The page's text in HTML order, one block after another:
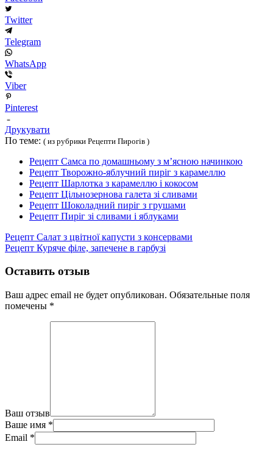
Twitter
Telegram
WhatsApp
Viber
Pinterest
Друкувати
По теме: ( из рубрики Рецепти Пирогів )
Рецепт Самса по домашньому з м’ясною начинкою
Рецепт Творожно-яблучний пиріг з карамеллю
Рецепт Шарлотка з карамеллю і кокосом
Рецепт Цільнозернова галета зі сливами
Рецепт Шоколадний пиріг з грушами
Рецепт Пиріг зі сливами і яблуками
Рецепт Салат з цвітної капусти з консервами
Рецепт Куряче філе, запечене в гарбузі
Оставить отзыв
Ваш адрес email не будет опубликован. Обязательные поля
помечены *
Ваш отзыв
Ваше имя *
Email *